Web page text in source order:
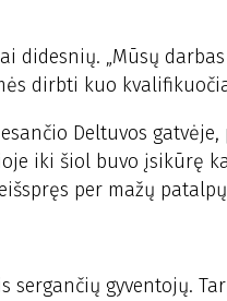
didesnių. „Mūsų
dirbti kuo
Deltuvos
iki šiol buvo įsikūrę
per mažų
sergančių gyventojų.